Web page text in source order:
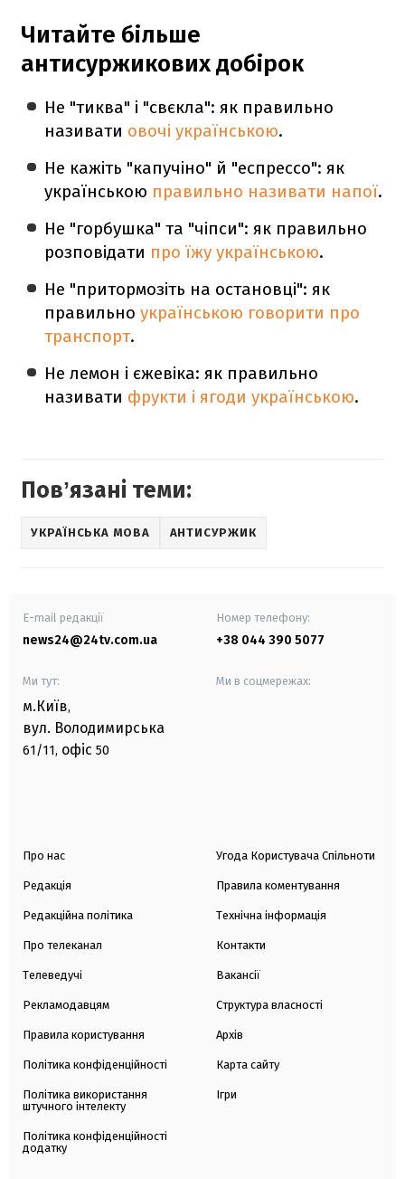
Читайте більше
антисуржикових добірок
Не "тиква" і "свєкла": як правильно
називати овочі українською.
Не кажіть "капучіно" й "еспрессо": як
українською правильно називати напої.
Не "горбушка" та "чіпси": як правильно
розповідати про їжу українською.
Не "притормозіть на остановці": як
правильноукраїнською говорити про
транспорт.
Не лемон і єжевіка: як правильно
називати фрукти і ягоди українською.
Повʼязані теми:
УКРАЇНСЬКА МОВА АНТИСУРЖИК
E-mail редакції
news24@24tv.com.ua
Номер телефону:
+38 044 390 5077
Ми тут:
м.Київ,
вул. Володимирська
61/11, офіс 50
Ми в соцмережах:
Про нас
Редакція
Редакційна політика
Про телеканал
Телеведучі
Рекламодавцям
Правила користування
Політика конфіденційності
Політика використання
штучного інтелекту
Політика конфіденційності
додатку
Угода Користувача Спільноти
Правила коментування
Технічна інформація
Контакти
Вакансії
Структура власності
Архів
Карта сайту
Ігри